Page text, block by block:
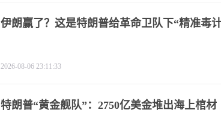
伊朗赢了？这是特朗普给革命卫队下“精准毒
2026-08-06 23:11:33
特朗普“黄金舰队”：2750亿美金堆出海上棺材